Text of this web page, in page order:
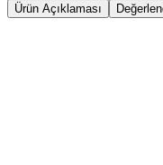
Ürün Açıklaması